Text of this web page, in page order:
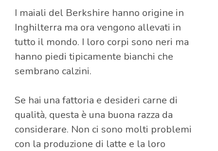
I maiali del Berkshire hanno origine in
Inghilterra ma ora vengono allevati in
tutto il mondo. I loro corpi sono neri ma
hanno piedi tipicamente bianchi che
sembrano calzini.
Se hai una fattoria e desideri carne di
qualità, questa è una buona razza da
considerare. Non ci sono molti problemi
con la produzione di latte e la loro